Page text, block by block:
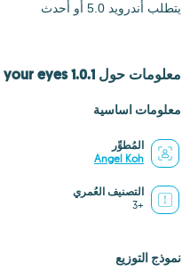
يتطلب أندرويد 5.0 أو أحدث
معلومات حول Eycercise Yoga for your eyes 1.0.1
معلومات اساسية
المُطوِّر
Angel Koh
التصنيف العُمري
+3
نموذج التوزيع